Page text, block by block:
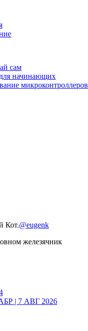
сам
начинающих
микроконтроллеров
Кот.@eugenk
железячник
| 7 АВГ 2026